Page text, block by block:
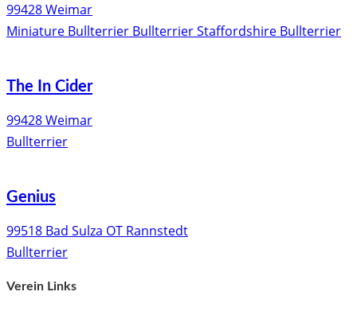
99428 Weimar
Miniature Bullterrier BullterrierStaffordshire Bullterrier
The In Cider
99428 Weimar
Bullterrier
Genius
99518 Bad Sulza OT Rannstedt
Bullterrier
Verein Links